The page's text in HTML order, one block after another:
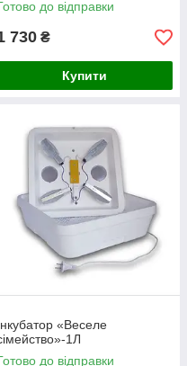
до відправки
730 ₴
Купити
«Веселе
1Л
до відправки